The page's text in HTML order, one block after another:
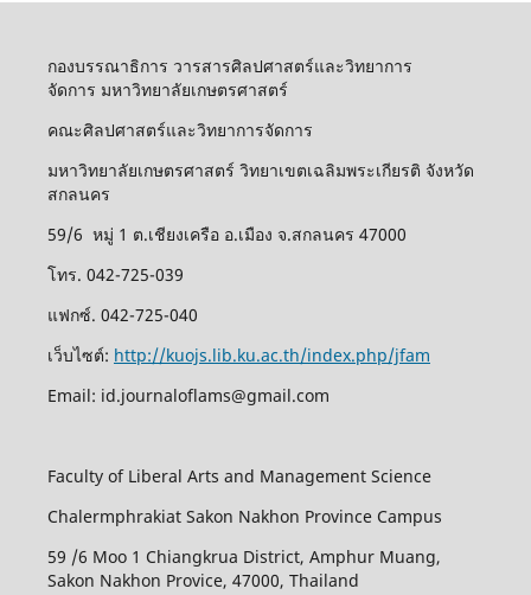
กองบรรณาธิการ วารสารศิลปศาสตร์และวิทยาการ
จัดการ มหาวิทยาลัยเกษตรศาสตร์
คณะศิลปศาสตร์และวิทยาการจัดการ
มหาวิทยาลัยเกษตรศาสตร์ วิทยาเขตเฉลิมพระเกียรติ จังหวัด
สกลนคร
59/6 หมู่ 1 ต.เชียงเครือ อ.เมือง จ.สกลนคร 47000
โทร. 042-725-039
แฟกซ์. 042-725-040
เว็บไซต์: http://kuojs.lib.ku.ac.th/index.php/jfam
Email: id.journaloflams@gmail.com
Faculty of Liberal Arts and Management Science
Chalermphrakiat Sakon Nakhon Province Campus
59 /6 Moo 1 Chiangkrua District, Amphur Muang,
Sakon Nakhon Provice, 47000, Thailand